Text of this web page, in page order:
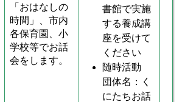
「おはなしの
時間」、市内
各保育園、小
学校等でお話
会をします。
書館で実施
する養成講
座を受けて
ください
随時活動
団体名：く
にたちお話